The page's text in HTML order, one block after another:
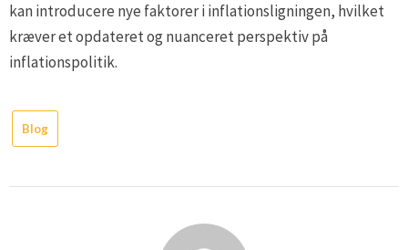
kan introducere nye faktorer i inflationsligningen, hvilket
kræver et opdateret og nuanceret perspektiv på
inflationspolitik.
Blog